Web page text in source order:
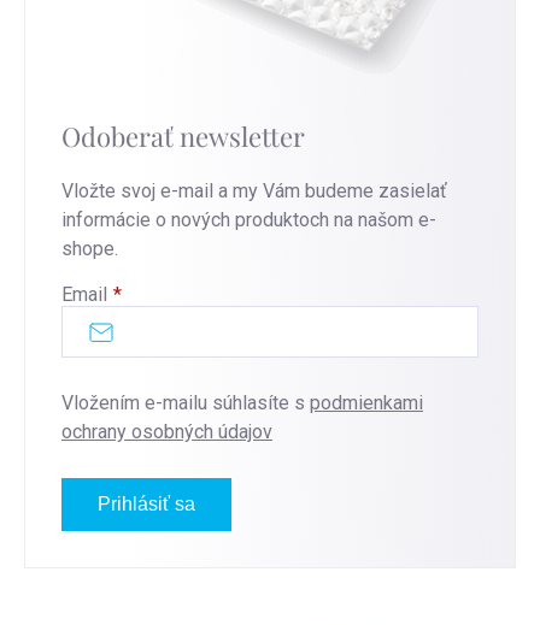
Odoberať newsletter
Vložte svoj e-mail a my Vám budeme zasielať
informácie o nových produktoch na našom e-
shope.
Email
Vložením e-mailu súhlasíte s podmienkami
ochrany osobných údajov
Prihlásiť sa